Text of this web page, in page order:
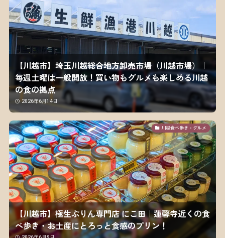
【川越市】埼玉川越総合地方卸売市場（川越市場）｜
毎週土曜は一般開放！買い物もグルメも楽しめる川越
の食の拠点
2026年6月14日
川越食べ歩き・グルメ
【川越市】極生ぷりん専門店 にこ田｜蓮馨寺近くの食
べ歩き・お土産にとろっと食感のプリン！